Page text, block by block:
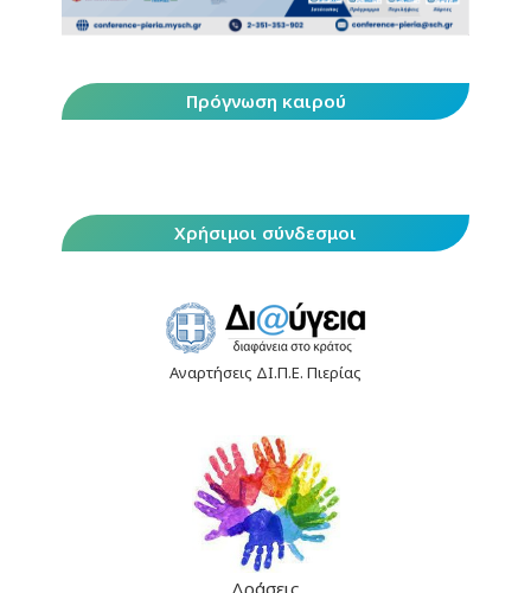
Πρόγνωση καιρού
Χρήσιμοι σύνδεσμοι
Αναρτήσεις ΔΙ.Π.Ε. Πιερίας